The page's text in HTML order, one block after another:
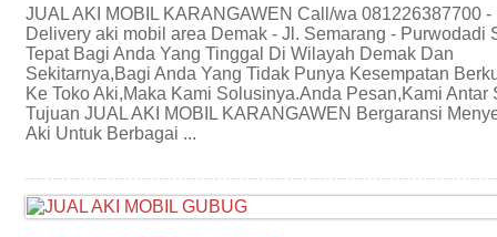
JUAL AKI MOBIL KARANGAWEN Call/wa 081226387700 -
Delivery aki mobil area Demak - Jl. Semarang - Purwodadi
Tepat Bagi Anda Yang Tinggal Di Wilayah Demak Dan
Sekitarnya,Bagi Anda Yang Tidak Punya Kesempatan
Ke Toko Aki,Maka Kami Solusinya.Anda Pesan,Kami Antar
Tujuan JUAL AKI MOBIL KARANGAWEN Bergaransi
Aki Untuk Berbagai ...